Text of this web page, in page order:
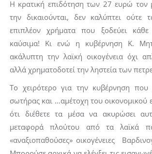
Η κρατική επιδότηση των 27 ευρώ τον
την δικαιούνται, δεν καλύπτει
επιπλέον χρήματα που ξοδεύει κάθε
καύσιμα! Κι ενώ η κυβέρνηση Κ.
ακάλυπτη την λαϊκή οικογένεια όχι
αλλά χρηματοδοτεί την ληστεία των
Το χειρότερο για την κυβέρνηση που
σωτήρας και …αμέτοχη του οικονομικού
ότι διέθετε τα μέσα να ακυρώσει
μεταφορά πλούτου από τα λαϊκά
«αναξιοπαθούσες» οικογένειες